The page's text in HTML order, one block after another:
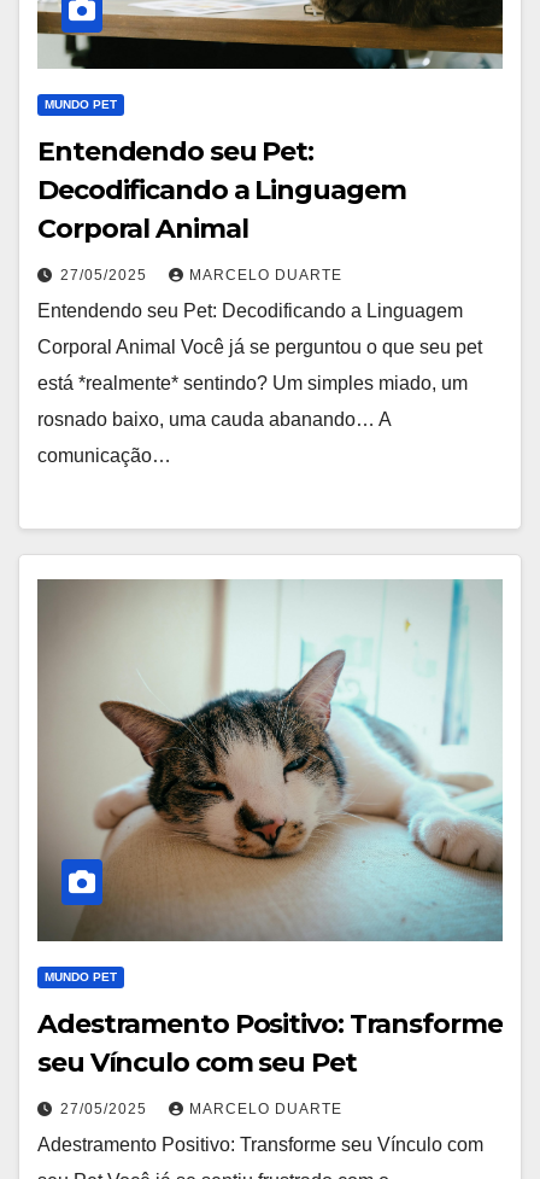
MUNDO PET
Entendendo seu Pet:
Decodificando a Linguagem
Corporal Animal
27/05/2025 MARCELO DUARTE
Entendendo seu Pet: Decodificando a Linguagem
Corporal Animal Você já se perguntou o que seu pet
está *realmente* sentindo? Um simples miado, um
rosnado baixo, uma cauda abanando… A
comunicação…
MUNDO PET
Adestramento Positivo: Transforme
seu Vínculo com seu Pet
27/05/2025 MARCELO DUARTE
Adestramento Positivo: Transforme seu Vínculo com